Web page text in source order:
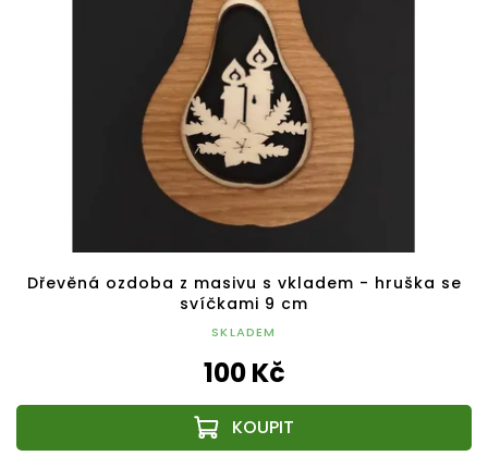
Dřevěná ozdoba z masivu s vkladem - hruška se
svíčkami 9 cm
SKLADEM
100 Kč